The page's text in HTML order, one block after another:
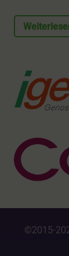
©2015-